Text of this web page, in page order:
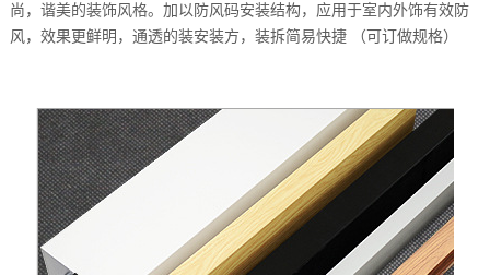
尚，谐美的装饰风格。加以防风码安装结构，应用于室内外饰有效防
风，效果更鲜明，通透的装安装方，装拆简易快捷 （可订做规格）